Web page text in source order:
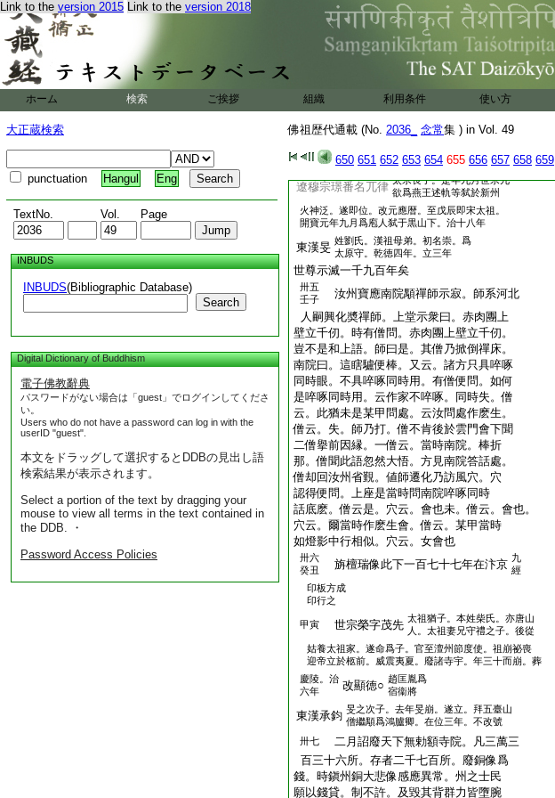
Link to the version 2015 Link to the version 2018
ホーム 検索 ご挨拶 組織 利用条件 使い方
大正蔵検索
punctuation Hangul Eng
TextNo. Vol. Page
INBUDS
INBUDS(Bibliographic Database)
Search
Digital Dictionary of Buddhism
電子佛教辭典
パスワードがない場合は「guest」でログインしてくださ
い。
Users who do not have a password can log in with the
userID "guest".
本文をドラッグして選択するとDDBの見出し語
検索結果が表示されます。
Select a portion of the text by dragging your
mouse to view all terms in the text contained in
the DDB. ・
Password Access Policies
佛祖歴代通載 (No. 2036_ 念常集 ) in Vol. 49
650 651 652 653 654 655 656 657 658 659
太祖威更名廣 刺史。帝少孤貧。落魄無拘。年
十八有權勇。嘗殺人路徒因李繼韜惜其勇而縱之。後
漢祖命爲樞密使。隱帝聽李業讃。遣供奉孟業齎密詔
殺帝。帝乃擧兵。隱出宿七里寨衆潰。隱回至玄化門。
劉銖在門上。問隱。左右兵馬何在。因射左右。隱回轡
西北至趙村。爲伶人郭允明刺殺之。帝迎劉旻子贇立
之。未至兵士馮道等擁帝而立。太后廢贇爲湘陰公。
碎於庭。詔曰。自今紛華之物毋得入宮
帝嘗屢戒晋王曰。我死當衣以紙衣。
殮以瓦棺。至甲寅正月卒。在位三年 改元廣順○
遼穆宗璟番名兀律 太宗長子。是年九月世宗兀
欲爲燕王述軌等弑於新州
火神泛。遂即位。改元應暦。至戊辰即宋太祖。
開寶元年九月爲庖人弑于黒山下。治十八年
東漢旻 姓劉氏。漢祖母弟。初名崇。爲
太原守。乾徳四年。立三年
世尊示滅一千九百年矣
卅五
壬子
汝州寶應南院顒禪師示寂。師系河北
人嗣興化奬禪師。上堂示衆曰。赤肉團上
壁立千仞。時有僧問。赤肉團上壁立千仞。
豈不是和上語。師曰是。其僧乃掀倒禪床。
南院曰。這瞎驢便棒。又云。諸方只具啐啄
同時眼。不具啐啄同時用。有僧便問。如何
是啐啄同時用。云作家不啐啄。同時失。僧
云。此猶未是某甲問處。云汝問處作麽生。
僧云。失。師乃打。僧不肯後於雲門會下聞
二僧擧前因縁。一僧云。當時南院。棒折
那。僧聞此語忽然大悟。方見南院答話處。
僧却回汝州省覲。値師遷化乃訪風穴。穴
認得便問。上座是當時問南院啐啄同時
話底麽。僧云是。穴云。會也未。僧云。會也。
穴云。爾當時作麽生會。僧云。某甲當時
如燈影中行相似。穴云。女會也
卅六
癸丑
旃檀瑞像此下一百七十七年在汴京 九
經
印板方成
印行之
甲寅 世宗榮字茂先 太祖猶子。本姓柴氏。亦唐山
人。太祖妻兄守禮之子。後從
姑養太祖家。遂命爲子。官至澶州節度使。祖崩祕喪
迎帝立於柩前。威震夷夏。廢諸寺宇。年三十而崩。葬
慶陵。治
六年
改顯徳○ 趙匡胤爲
宿衞將
東漢承鈞 旻之次子。去年旻崩。遂立。拜五臺山
僧繼顒爲鴻臚卿。在位三年。不改號
卅七
二月詔廢天下無勅額寺院。凡三萬三
百三十六所。存者二千七百所。廢銅像爲
錢。時鎭州銅大悲像感應異常。州之士民
願以錢貸。制不許。及毀其背群力皆墮腕